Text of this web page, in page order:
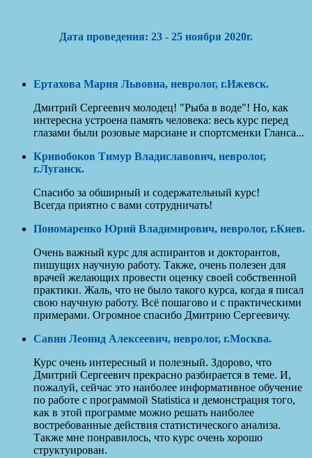
Дата проведения: 23 - 25 ноября 2020г.
Ертахова Мария Львовна, невролог, г.Ижевск.
Дмитрий Сергеевич молодец! "Рыба в воде"! Но, как
интересна устроена память человека: весь курс перед
глазами были розовые марсиане и спортсменки Гланса...
Кривобоков Тимур Владиславович, невролог,
г.Луганск.
Спасибо за обширный и содержательный курс!
Всегда приятно с вами сотрудничать!
Пономаренко Юрий Владимирович, невролог, г.Киев.
Очень важный курс для аспирантов и докторантов,
пишущих научную работу. Также, очень полезен для
врачей желающих провести оценку своей собственной
практики. Жаль, что не было такого курса, когда я писал
свою научную работу. Всё пошагово и с практическими
примерами. Огромное спасибо Дмитрию Сергеевичу.
Савин Леонид Алексеевич, невролог, г.Москва.
Курс очень интересный и полезный. Здорово, что
Дмитрий Сергеевич прекрасно разбирается в теме. И,
пожалуй, сейчас это наиболее информативное обучение
по работе с программой Statistica и демонстрация того,
как в этой программе можно решать наиболее
востребованные действия статистического анализа.
Также мне понравилось, что курс очень хорошо
структуирован.